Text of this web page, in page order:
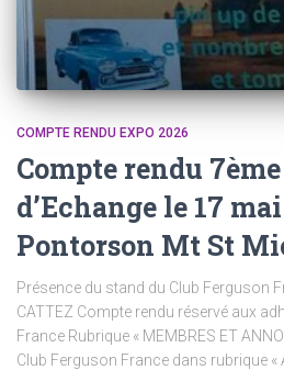
COMPTE RENDU EXPO 2026
Compte rendu
d’Echange le 17
Pontorson Mt St
Présence du stand du Club Ferguson
CATTEZ Compte rendu réservé aux
France Rubrique « MEMBRES ET
Club Ferguson France dans rubrique «